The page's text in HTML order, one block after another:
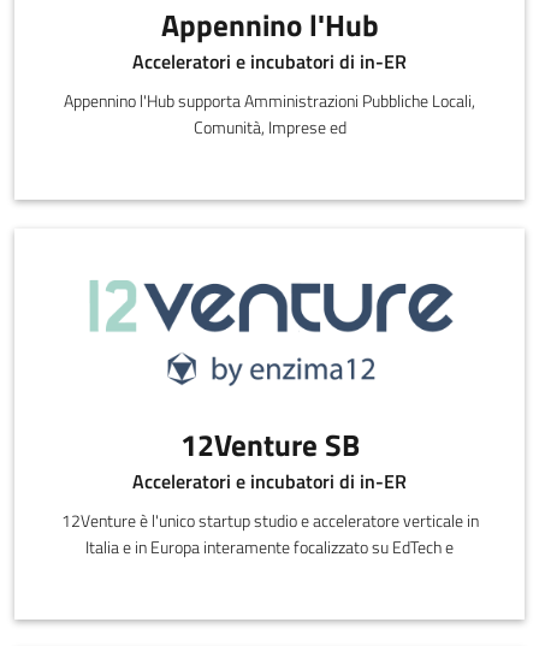
Appennino l'Hub
Acceleratori e incubatori di in-ER
Appennino l'Hub supporta Amministrazioni Pubbliche Locali,
Comunità, Imprese ed
12Venture SB
Acceleratori e incubatori di in-ER
12Venture è l'unico startup studio e acceleratore verticale in
Italia e in Europa interamente focalizzato su EdTech e